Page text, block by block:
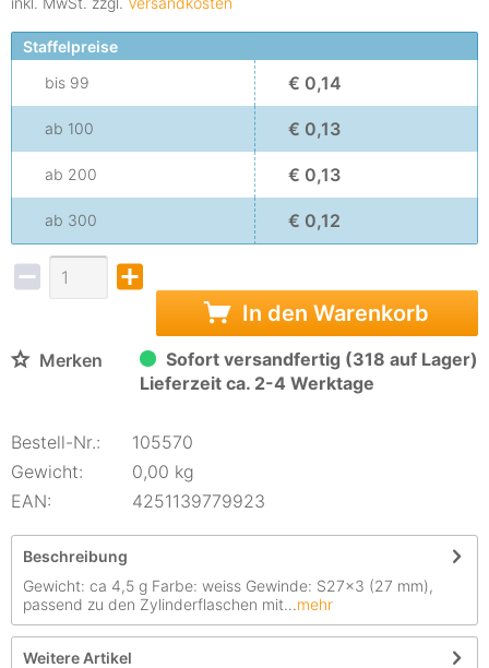
Staffelpreise
bis 99 € 0,14
ab 100 € 0,13
ab 200 € 0,13
ab 300 € 0,12
In den Warenkorb
Merken
Sofort versandfertig (318 auf Lager)
Lieferzeit ca. 2-4 Werktage
Bestell-Nr.:
105570
Gewicht:
0,00 kg
EAN:
4251139779923
Beschreibung
Gewicht: ca 4,5 g Farbe: weiss Gewinde: S27x3 (27 mm),
passend zu den Zylinderflaschen mit...mehr
Weitere Artikel